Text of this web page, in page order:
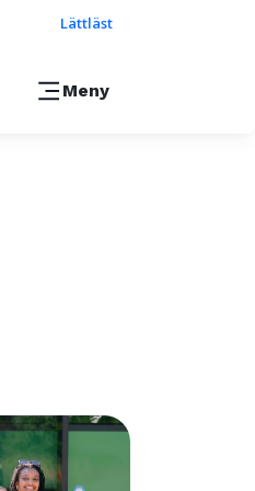
Lättläst
Meny